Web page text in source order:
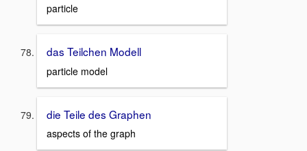
particle
das Teilchen Modell
particle model
die Teile des Graphen
aspects of the graph